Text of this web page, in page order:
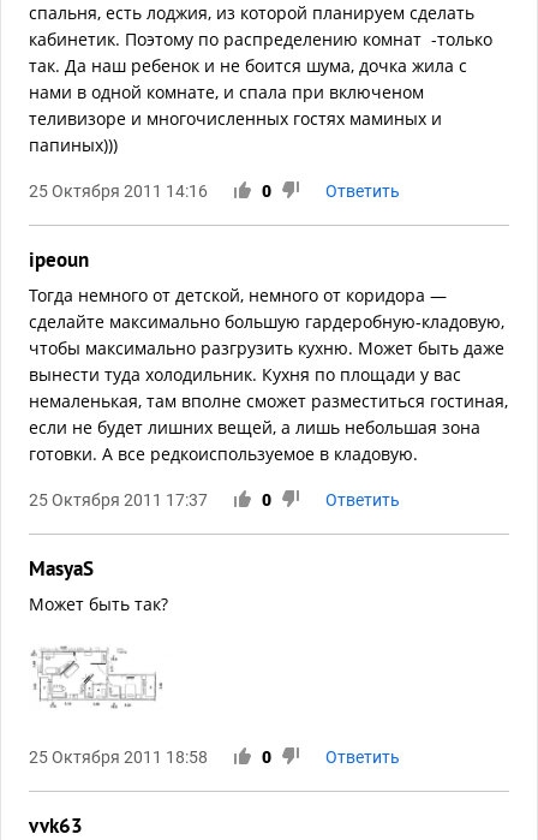
спальня, есть лоджия, из которой планируем сделать
кабинетик. Поэтому по распределению комнат -только
так. Да наш ребенок и не боится шума, дочка жила с
нами в одной комнате, и спала при включеном
теливизоре и многочисленных гостях маминых и
папиных)))
25 Октября 2011 14:16 0 Ответить
ipeoun
Тогда немного от детской, немного от коридора —
сделайте максимально большую гардеробную-кладовую,
чтобы максимально разгрузить кухню. Может быть даже
вынести туда холодильник. Кухня по площади у вас
немаленькая, там вполне сможет разместиться гостиная,
если не будет лишних вещей, а лишь небольшая зона
готовки. А все редкоиспользуемое в кладовую.
25 Октября 2011 17:37 0 Ответить
MasyaS
Может быть так?
25 Октября 2011 18:58 0 Ответить
vvk63